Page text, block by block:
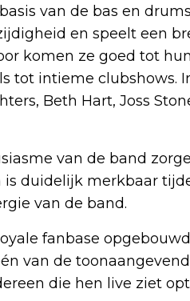
van de bas en
en speelt een
komen ze goed tot
tot intieme clubshows.
Beth Hart, Joss
van de band
duidelijk merkbaar
van de band.
fanbase
van de
die hen live ziet